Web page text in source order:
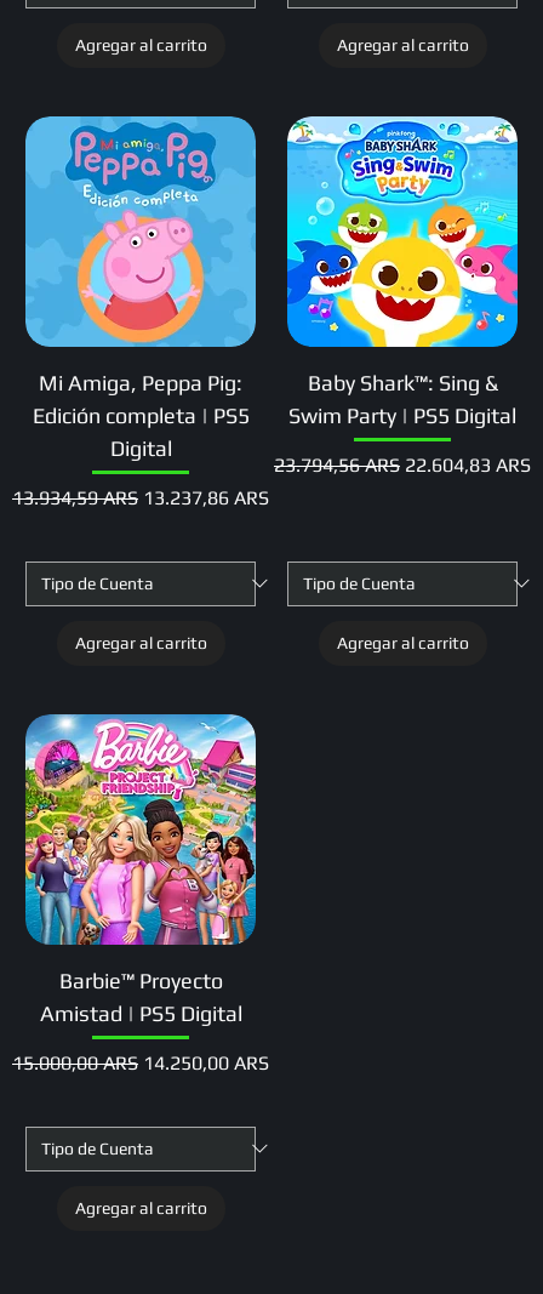
Agregar al carrito Agregar al carrito
Mi Amiga, Peppa Pig:
Edición completa | PS5
Digital
Precio
13.934,59 ARS Precio de oferta
13.237,86 ARS
Agregar al carrito
Baby Shark™: Sing &
Swim Party | PS5 Digital
Precio
23.794,56 ARS Precio de oferta
22.604,83 ARS
Agregar al carrito
Barbie™ Proyecto
Amistad | PS5 Digital
Precio
15.000,00 ARS Precio de oferta
14.250,00 ARS
Agregar al carrito